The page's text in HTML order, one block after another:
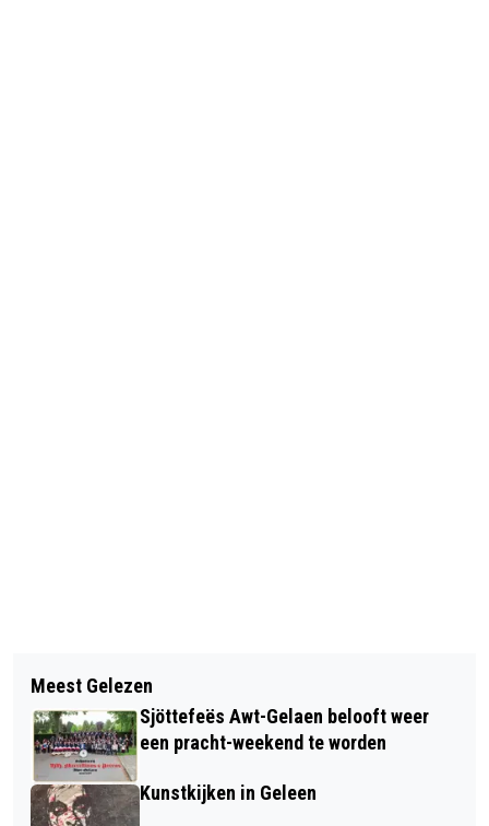
HOOPHUIS SALMSTRAAT GELEEN
HEROPENT HAAR DEUREN
ONDERHOUD AAN WEGEN IN DE
GEMEENTE
Meest Gelezen
Sjöttefeës Awt-Gelaen belooft weer
een pracht-weekend te worden
Kunstkijken in Geleen